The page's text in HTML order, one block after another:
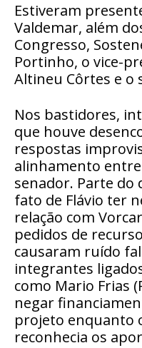
Estiveram
Valdemar, além
Congresso,
Portinho, o vice-
Altineu Côrtes e o
Nos bastidores,
que houve
respostas
alinhamento
senador. Parte do
fato de Flávio ter
relação com
pedidos de
causaram ruído
integrantes
como Mario Frias
negar
projeto enquanto
reconhecia os